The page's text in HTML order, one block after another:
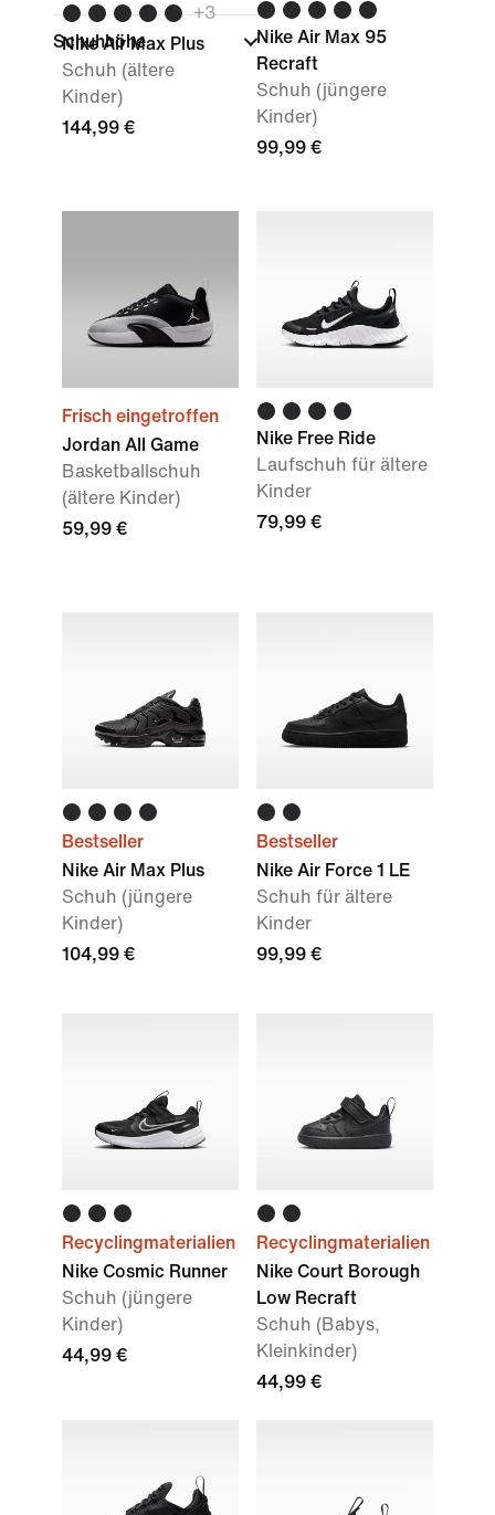
Schuhhöhe
+3
Nike Air Max Plus
Schuh (ältere
Kinder)
144,99 €
Nike Air Max 95
Recraft
Schuh (jüngere
Kinder)
99,99 €
Frisch eingetroffen
Jordan All Game
Basketballschuh
(ältere Kinder)
59,99 €
Nike Free Ride
Laufschuh für ältere
Kinder
79,99 €
Bestseller
Nike Air Max Plus
Schuh (jüngere
Kinder)
104,99 €
Bestseller
Nike Air Force 1 LE
Schuh für ältere
Kinder
99,99 €
Recyclingmaterialien
Nike Cosmic Runner
Schuh (jüngere
Kinder)
44,99 €
Recyclingmaterialien
Nike Court Borough
Low Recraft
Schuh (Babys,
Kleinkinder)
44,99 €